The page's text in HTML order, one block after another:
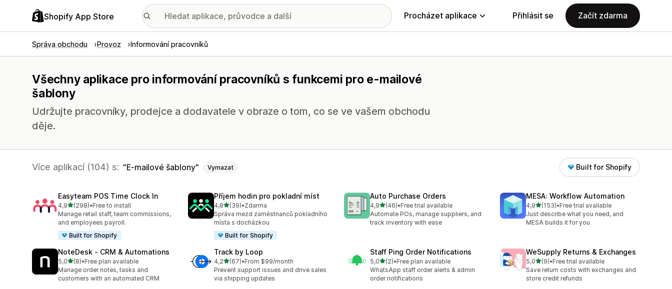
Shopify App Store Procházet aplikace Přihlásit se Začít zdarma
Správa obchodu Provoz Informování pracovníků
Všechny aplikace pro informování pracovníků s funkcemi pro e-mailové
šablony
Udržujte pracovníky, prodejce a dodavatele v obraze o tom, co se ve vašem obchodu
děje.
Více aplikací (104) s: E-mailové šablony Vymazat Built for Shopify
Easyteam POS Time Clock In
4,9z 5 hvězd
(298)
Celkový počet recenzí: 298
•Free to install
Manage retail staff, team commissions,
and employees payroll.
Built for Shopify
Příjem hodin pro pokladní míst
4,8z 5 hvězd
(39)
Celkový počet recenzí: 39
•Zdarma
Správa mezd zaměstnanců pokladního
místa s docházkou
Built for Shopify
Auto Purchase Orders
4,9z 5 hvězd
(46)
Celkový počet recenzí: 46
•Free trial available
Automate POs, manage suppliers, and
track inventory with ease
MESA: Workflow Automation
4,9z 5 hvězd
(153)
Celkový počet recenzí: 153
•Free trial available
Just describe what you need, and
MESA builds it for you
NoteDesk ‑ CRM & Automations
5,0z 5 hvězd
(8)
Celkový počet recenzí: 8
•Free plan available
Manage order notes, tasks and
customers with an automated CRM
Track by Loop
4,2z 5 hvězd
(67)
Celkový počet recenzí: 67
•From $99/month
Prevent support issues and drive sales
via shipping updates
Staff Ping Order Notifications
5,0z 5 hvězd
(2)
Celkový počet recenzí: 2
•Free plan available
WhatsApp staff order alerts & admin
order notifications
WeSupply Returns & Exchanges
5,0z 5 hvězd
(9)
Celkový počet recenzí: 9
•Free trial available
Save return costs with exchanges and
store credit refunds